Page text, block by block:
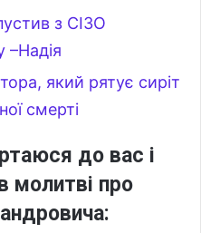
з СІЗО
–Надія
який рятує сиріт
смерті
до вас і
молитві про